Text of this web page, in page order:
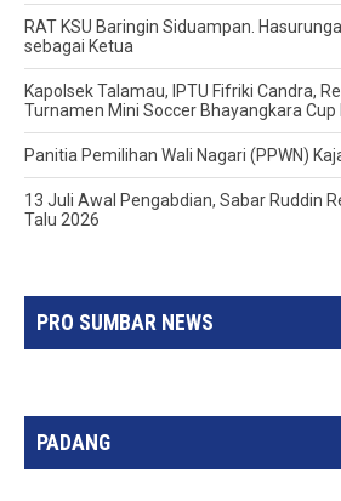
RAT KSU Baringin Siduampan.
sebagai Ketua
Kapolsek Talamau, IPTU Fifriki Candra,
Turnamen Mini Soccer Bhayangkara Cup
Panitia Pemilihan Wali Nagari (PPWN)
13 Juli Awal Pengabdian, Sabar Ruddin
Talu 2026
PRO SUMBAR NEWS
PADANG